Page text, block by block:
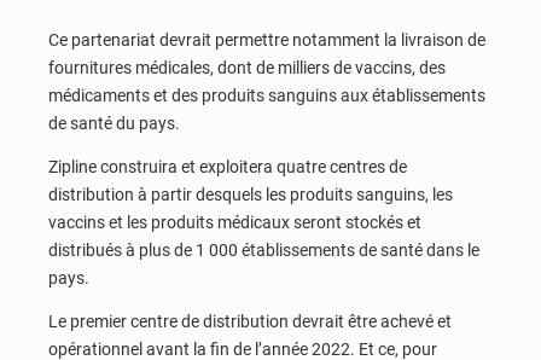
Ce partenariat devrait permettre notamment la livraison de
fournitures médicales, dont de milliers de vaccins, des
médicaments et des produits sanguins aux établissements
de santé du pays.
Zipline construira et exploitera quatre centres de
distribution à partir desquels les produits sanguins, les
vaccins et les produits médicaux seront stockés et
distribués à plus de 1 000 établissements de santé dans le
pays.
Le premier centre de distribution devrait être achevé et
opérationnel avant la fin de l’année 2022. Et ce, pour